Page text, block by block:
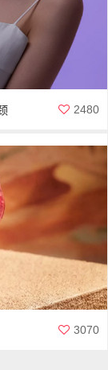
2480
3070